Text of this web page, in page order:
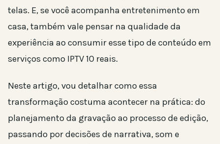
telas. E, se você acompanha entretenimento em
casa, também vale pensar na qualidade da
experiência ao consumir esse tipo de conteúdo em
serviços como IPTV 10 reais.
Neste artigo, vou detalhar como essa
transformação costuma acontecer na prática: do
planejamento da gravação ao processo de edição,
passando por decisões de narrativa, som e